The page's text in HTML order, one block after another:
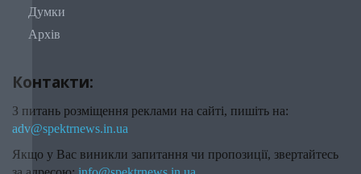
Думки
Архів
Контакти:
З питань розміщення реклами на сайті, пишіть на:
adv@spektrnews.in.ua
Якщо у Вас виникли запитання чи пропозиції, звертайтесь